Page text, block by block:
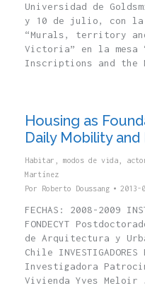
Universidad de
y 10 de julio, con la
“Murals, territory
Victoria” en la
Inscriptions and the
Housing as
Daily Mobility and
Habitar, modos de vida,
Martínez
Por Roberto Doussang 2013-
FECHAS: 2008-2009
FONDECYT
de Arquitectura y
Chile
Investigadora
Vivienda Yves Meloir